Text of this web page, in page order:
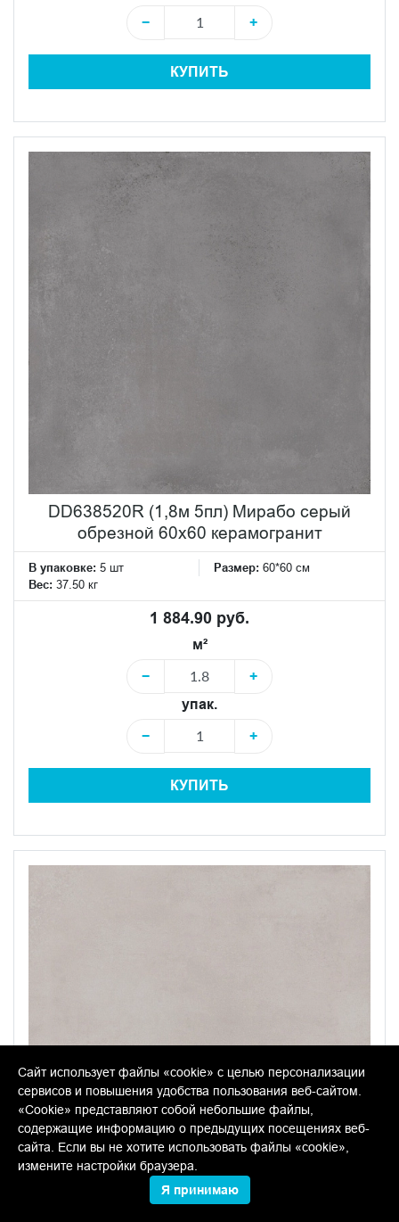
−
+
КУПИТЬ
DD638520R (1,8м 5пл) Мирабо серый
обрезной 60х60 керамогранит
В упаковке: 5 шт Размер: 60*60 см
Вес: 37.50 кг
1 884.90 руб.
м²
−
+
упак.
−
+
КУПИТЬ
Сайт использует файлы «cookie» с целью персонализации
сервисов и повышения удобства пользования веб-сайтом.
«Cookie» представляют собой небольшие файлы,
содержащие информацию о предыдущих посещениях веб-
сайта. Если вы не хотите использовать файлы «cookie»,
измените настройки браузера.
Я принимаю